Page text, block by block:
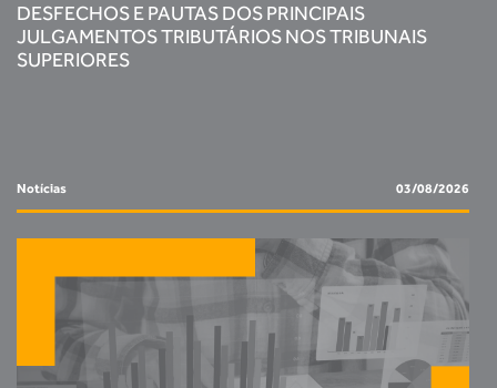
DESFECHOS E PAUTAS DOS PRINCIPAIS
JULGAMENTOS TRIBUTÁRIOS NOS TRIBUNAIS
SUPERIORES
Notícias 03/08/2026